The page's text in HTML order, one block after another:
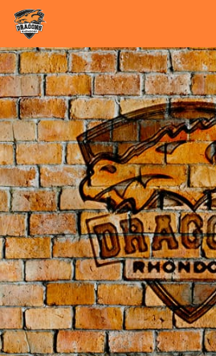
Skip header
Dragons Rhöndorf